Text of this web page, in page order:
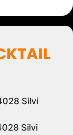
Silvi
Silvi